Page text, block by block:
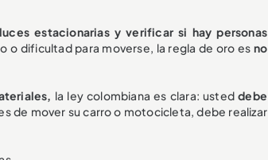
estacionarias y verificar si hay personas
o dificultad para moverse, la regla de oro es no
la ley colombiana es clara: usteddebe
de mover su carro o motocicleta, debe realizar